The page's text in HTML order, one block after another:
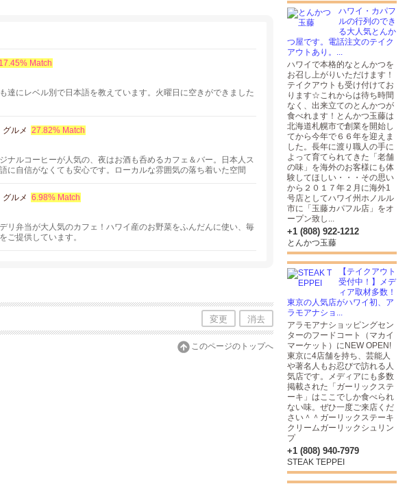
17.45% Match
達にレベル別で日本語を教えています。火曜日に空きができました
グルメ 27.82% Match
ナルコーヒーが人気の、夜はお酒も呑めるカフェ＆バー。日本人ス
に自信がなくても安心です。ローカルな雰囲気の落ち着いた空間
ワイン・カクテル・ウィスキーなど多数の取り揃え。お酒のおとも
グルメ 6.98% Match
リ弁当が大人気のカフェ！ハワイ産のお野菜をふんだんに使い、毎
ご提供しています。
変更 消去
このページのトップへ
ハワイ・カパフ
ルの行列のでき
る大人気とんか
つ屋です。電話注文のテイク
アウトあり。...
ハワイで本格的なとんかつを
お召し上がりいただけます！
テイクアウトも受け付けてお
ります☆これからは待ち時間
なく、出来立てのとんかつが
食べれます！とんかつ玉藤は
北海道札幌市で創業を開始し
てから今年で６６年を迎えま
した。長年に渡り職人の手に
よって育てられてきた「老舗
の味」を海外のお客様にも体
験してほしい・・・その思い
から２０１７年２月に海外1
号店としてハワイ州ホノルル
市に「玉藤カパフル店」をオ
ープン致し...
+1 (808) 922-1212
とんかつ玉藤
【テイクアウト
受付中！】メデ
ィア取材多数！
東京の人気店がハワイ初、ア
ラモアナショ...
アラモアナショッピングセン
ターのフードコート（マカイ
マーケット）にNEW OPEN!
東京に4店舗を持ち、芸能人
や著名人もお忍びで訪れる人
気店です。メディアにも多数
掲載された「ガーリックステ
ーキ」はここでしか食べられ
ない味。ぜひ一度ご来店くだ
さい＾＾ガーリックステーキ
クリームガーリックシュリン
プ
+1 (808) 940-7979
STEAK TEPPEI